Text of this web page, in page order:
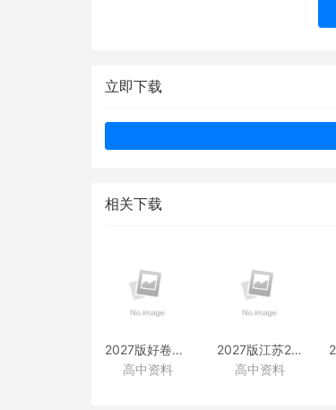
立即下载
相关下载
2027版好卷速递附赠资料
高中资料
2027版江苏28套附赠资料
高中资料